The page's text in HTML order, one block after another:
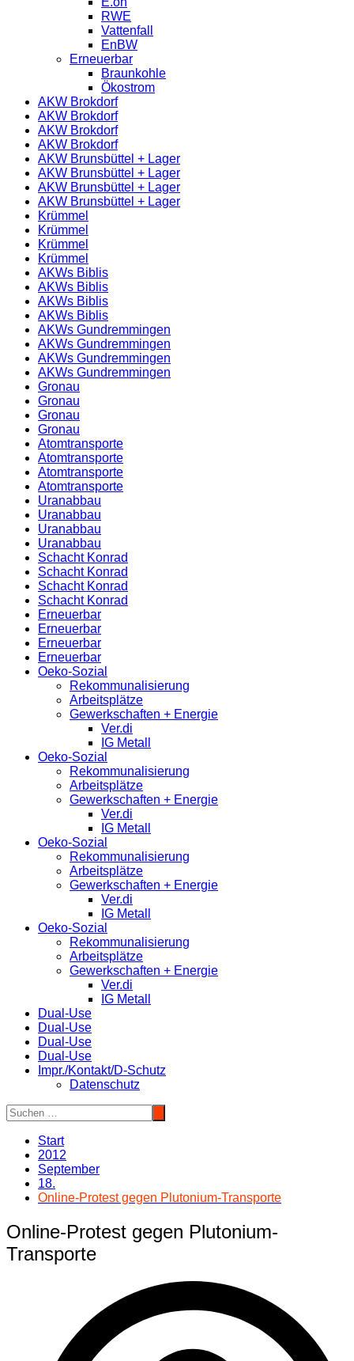
RWE
Vattenfall
EnBW
Erneuerbar
Braunkohle
Ökostrom
AKW Brokdorf
AKW Brokdorf
AKW Brokdorf
AKW Brokdorf
AKW Brunsbüttel + Lager
AKW Brunsbüttel + Lager
AKW Brunsbüttel + Lager
AKW Brunsbüttel + Lager
Krümmel
Krümmel
Krümmel
Krümmel
AKWs Biblis
AKWs Biblis
AKWs Biblis
AKWs Biblis
AKWs Gundremmingen
AKWs Gundremmingen
AKWs Gundremmingen
AKWs Gundremmingen
Gronau
Gronau
Gronau
Gronau
Atomtransporte
Atomtransporte
Atomtransporte
Atomtransporte
Uranabbau
Uranabbau
Uranabbau
Uranabbau
Schacht Konrad
Schacht Konrad
Schacht Konrad
Schacht Konrad
Erneuerbar
Erneuerbar
Erneuerbar
Erneuerbar
Oeko-Sozial
Rekommunalisierung
Arbeitsplätze
Gewerkschaften + Energie
Ver.di
IG Metall
Oeko-Sozial
Rekommunalisierung
Arbeitsplätze
Gewerkschaften + Energie
Ver.di
IG Metall
Oeko-Sozial
Rekommunalisierung
Arbeitsplätze
Gewerkschaften + Energie
Ver.di
IG Metall
Oeko-Sozial
Rekommunalisierung
Arbeitsplätze
Gewerkschaften + Energie
Ver.di
IG Metall
Dual-Use
Dual-Use
Dual-Use
Dual-Use
Impr./Kontakt/D-Schutz
Datenschutz
Start
2012
September
18.
Online-Protest gegen Plutonium-Transporte
Online-Protest gegen Plutonium-
Transporte